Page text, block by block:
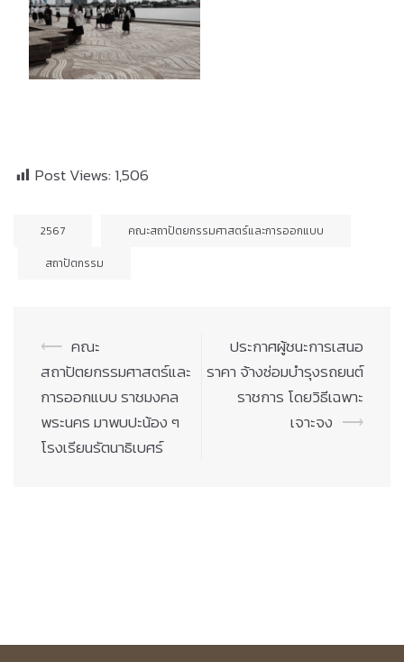
Post Views: 1,506
2567
คณะสถาปัตยกรรมศาสตร์และการออกแบบ
สถาปัตกรรม
Post
navigation
⟵ คณะ
สถาปัตยกรรมศาสตร์และ
การออกแบบ ราชมงคล
พระนคร มาพบปะน้อง ๆ
โรงเรียนรัตนาธิเบศร์
ประกาศผู้ชนะการเสนอ
ราคา จ้างซ่อมบำรุงรถยนต์
ราชการ โดยวิธีเฉพาะ
เจาะจง ⟶